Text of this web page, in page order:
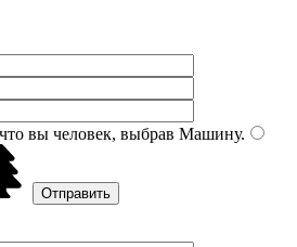
вы человек, выбрав Машину.